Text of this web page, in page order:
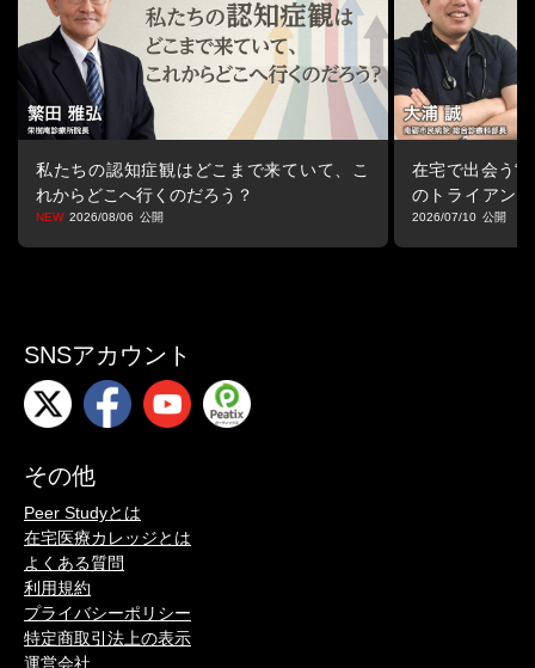
私たちの認知症観はどこまで来ていて、こ
れからどこへ行くのだろう？
2026/08/06
在宅で出会う“
のトライアン
る視点
2026/07/10
SNSアカウント
その他
Peer Studyとは
在宅医療カレッジとは
よくある質問
利用規約
プライバシーポリシー
特定商取引法上の表示
運営会社